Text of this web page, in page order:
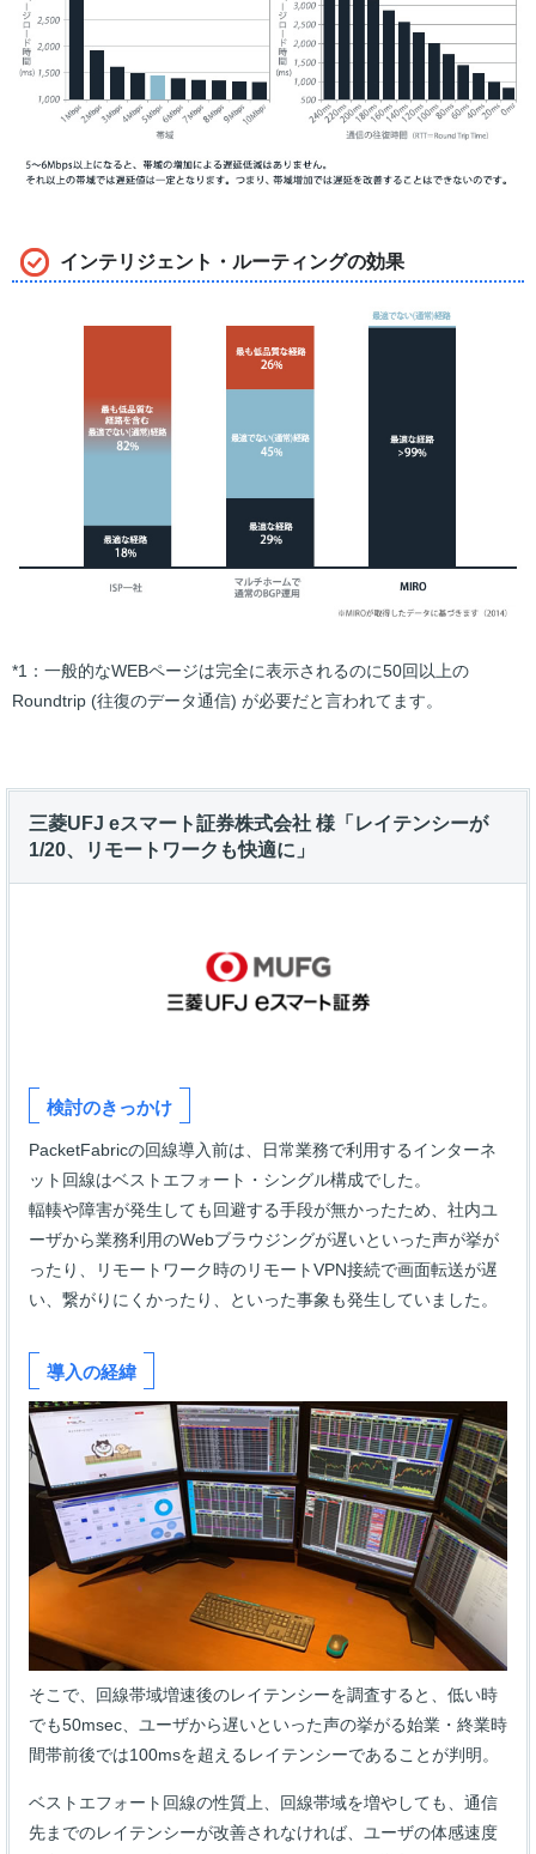
インテリジェント・ルーティングの効果
*1：一般的なWEBページは完全に表示されるのに50回以上の
Roundtrip (往復のデータ通信) が必要だと言われてます。
三菱UFJ eスマート証券株式会社 様「レイテンシーが
1/20、リモートワークも快適に」
検討のきっかけ
PacketFabricの回線導入前は、日常業務で利用するインターネ
ット回線はベストエフォート・シングル構成でした。
輻輳や障害が発生しても回避する手段が無かったため、社内ユ
ーザから業務利用のWebブラウジングが遅いといった声が挙が
ったり、リモートワーク時のリモートVPN接続で画面転送が遅
い、繋がりにくかったり、といった事象も発生していました。
導入の経緯
そこで、回線帯域増速後のレイテンシーを調査すると、低い時
でも50msec、ユーザから遅いといった声の挙がる始業・終業時
間帯前後では100msを超えるレイテンシーであることが判明。
ベストエフォート回線の性質上、回線帯域を増やしても、通信
先までのレイテンシーが改善されなければ、ユーザの体感速度